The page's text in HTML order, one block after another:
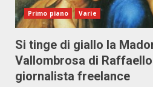
Primo piano Varie
Si tinge di giallo la
Vallombrosa di
giornalista freelance